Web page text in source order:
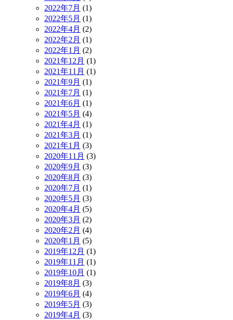
2022年7月 (1)
2022年5月 (1)
2022年4月 (2)
2022年2月 (1)
2022年1月 (2)
2021年12月 (1)
2021年11月 (1)
2021年9月 (1)
2021年7月 (1)
2021年6月 (1)
2021年5月 (4)
2021年4月 (1)
2021年3月 (1)
2021年1月 (3)
2020年11月 (3)
2020年9月 (3)
2020年8月 (3)
2020年7月 (1)
2020年5月 (3)
2020年4月 (5)
2020年3月 (2)
2020年2月 (4)
2020年1月 (5)
2019年12月 (1)
2019年11月 (1)
2019年10月 (1)
2019年8月 (3)
2019年6月 (4)
2019年5月 (3)
2019年4月 (3)